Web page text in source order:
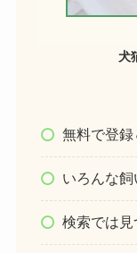
犬
無料で登録
いろんな
検索では見